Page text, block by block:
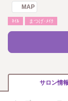
MAP
ﾈｲﾙ まつげ･ﾒｲｸ
サロン情報